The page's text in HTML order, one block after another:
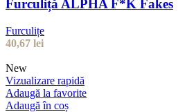
Furculiță ALPHA F*K Fakes
Furculițe
40,67 lei
New
Vizualizare rapidă
Adaugă la favorite
Adaugă în coș